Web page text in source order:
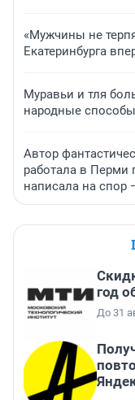
«Мужчины не
Екатеринбурга
Муравьи и тля
народные
Автор
работала в Перми
написала на спор
год
До 31